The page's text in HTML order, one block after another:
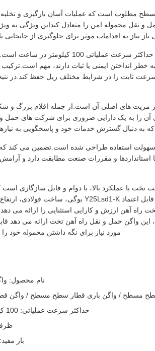
سطح مسطح مطلوب است که عملیات آسان بارگیری و
نقل محموله امن را متعادل کنداین ویژگی به
به اقدامات موثر برای جلوگیری از جابجایی
از نظر عملکرد، واگن تخت راه آهن قادر به رسیدن به
ثابت را در شرایط مختلف ریل حفظ کند.در
مزیت های اصلی آن است.از جمله اقلام بزرگ و
را به یک دارایی ضروری برای شرکت های حمل و
به دنبال گسترش خدمات خود و پاسخگویی به
و سهولت استفاده طراحی شده است.تضمین می کند
و مقررات صنعت مطابقت دارد و آرامش
با عملکرد بالا، با دوام و قابل سازگاری
باری تخت راه آهن ارزش و کارایی استثنایی را ارائه می
این واگن حمل و نقل راه آهن تخت ارائه می دهد
مورد نیاز برای نگه داشتن محموله خود
نام محصول:
مسطح / واگن باری قطار سطح مسطح / واگن
حداکثر سرعت عملیاتی: 100 کیلومتر در ساعت
بار مفید: 61 تن (2 TEU)